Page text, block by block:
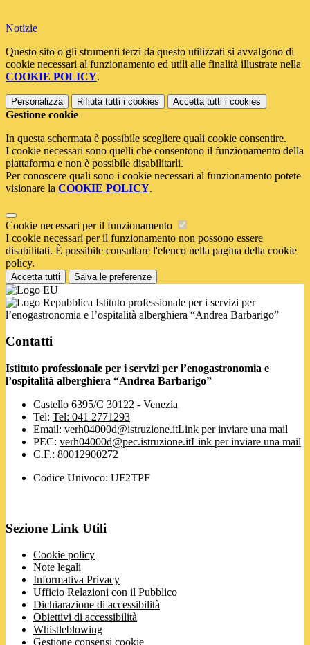
Notizie
Questo sito o gli strumenti terzi da questo utilizzati si avvalgono di
cookie necessari al funzionamento ed utili alle finalità illustrate nella
COOKIE POLICY.
Personalizza Rifiuta tutti i cookies Accetta tutti i cookies
Gestione cookie
In questa schermata è possibile scegliere quali cookie consentire.
I cookie necessari sono quelli che consentono il funzionamento della
piattaforma e non è possibile disabilitarli.
Per conoscere quali sono i cookie necessari al funzionamento potete
visionare la COOKIE POLICY.
Cookie necessari per il funzionamento
I cookie necessari per il funzionamento non possono essere
disabilitati. È possibile consultare l'elenco nella pagina della cookie
policy.
Accetta tutti Salva le preferenze
Istituto professionale per i servizi per
l’enogastronomia e l’ospitalità alberghiera “Andrea Barbarigo”
Contatti
Istituto professionale per i servizi per l’enogastronomia e
l’ospitalità alberghiera “Andrea Barbarigo”
Castello 6395/C 30122 - Venezia
Tel: Tel: 041 2771293
Email: verh04000d@istruzione.itLink per inviare una mail
PEC: verh04000d@pec.istruzione.itLink per inviare una mail
C.F.: 80012900272
Codice Univoco: UF2TPF
Sezione Link Utili
Cookie policy
Note legali
Informativa Privacy
Ufficio Relazioni con il Pubblico
Dichiarazione di accessibilità
Obiettivi di accessibilità
Whistleblowing
Gestione consensi cookie